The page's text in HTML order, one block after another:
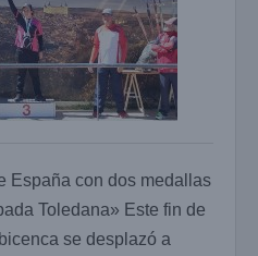
España con dos medallas
Toledana» Este fin de
se desplazó a